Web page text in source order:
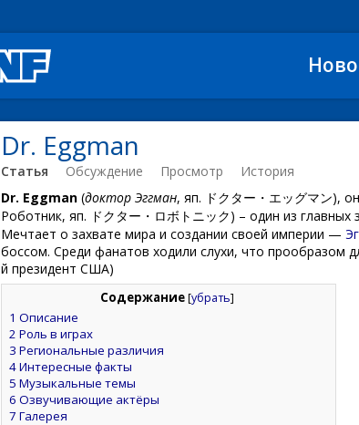
Dr. Eggman
Статья Обсуждение Просмотр
История
Dr. Eggman (доктор Эггман, яп. ドクター・エッグマン),
Роботник, яп. ドクター・ロボトニック) – один из главных
Мечтает о захвате мира и создании своей империи —
боссом. Среди фанатов ходили слухи, что прообразом
й президент США)
Содержание[убрать]
1 Описание
2 Роль в играх
3 Региональные различия
4Интересные факты
5 Музыкальные темы
6 Озвучивающие актёры
7 Галерея